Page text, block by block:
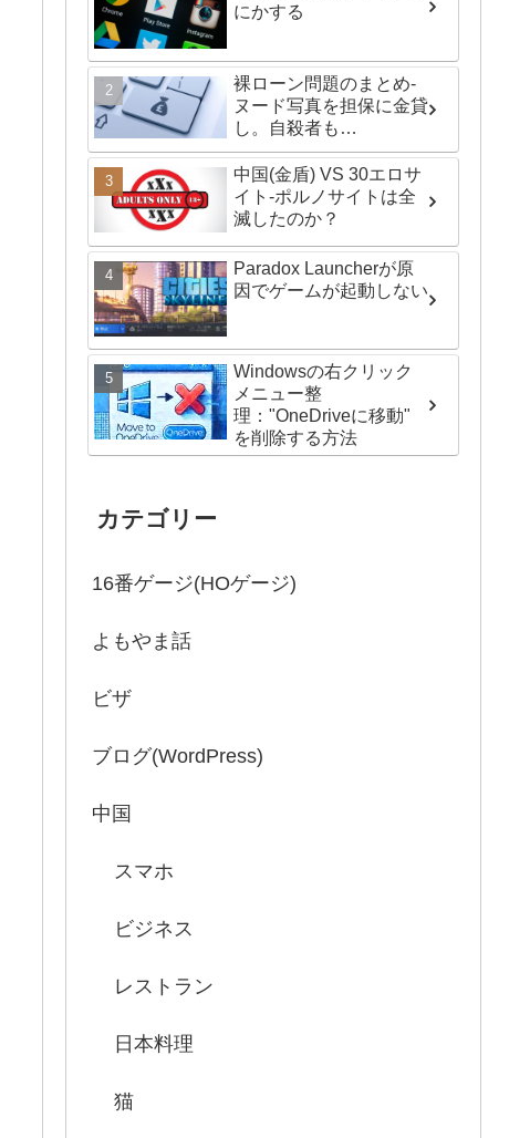
にかする
裸ローン問題のまとめ-
ヌード写真を担保に金貸
し。自殺者も…
中国(金盾) VS 30エロサ
イト-ポルノサイトは全
滅したのか？
Paradox Launcherが原
因でゲームが起動しない
Windowsの右クリック
メニュー整
理："OneDriveに移動"
を削除する方法
カテゴリー
16番ゲージ(HOゲージ)
よもやま話
ビザ
ブログ(WordPress)
中国
スマホ
ビジネス
レストラン
日本料理
猫